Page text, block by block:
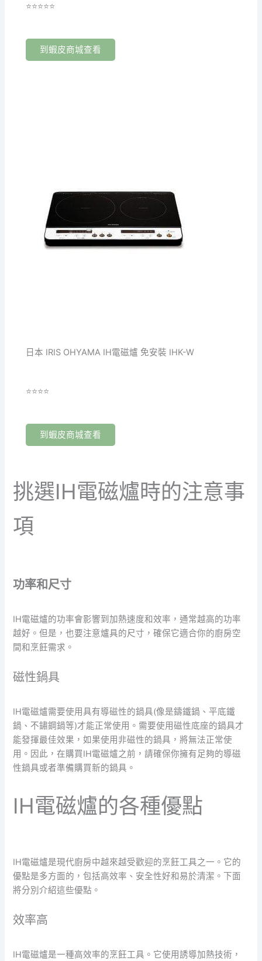
⭐⭐⭐⭐⭐
到蝦皮商城查看
日本 IRIS OHYAMA IH電磁爐 免安裝 IHK-W
⭐⭐⭐⭐
到蝦皮商城查看
挑選IH電磁爐時的注意事
項
功率和尺寸
IH電磁爐的功率會影響到加熱速度和效率，通常越高的功率
越好。但是，也要注意爐具的尺寸，確保它適合你的廚房空
間和烹飪需求。
磁性鍋具
IH電磁爐需要使用具有導磁性的鍋具(像是鑄鐵鍋、平底鐵
鍋、不鏽鋼鍋等)才能正常使用。需要使用磁性底座的鍋具才
能發揮最佳效果，如果使用非磁性的鍋具，將無法正常使
用。因此，在購買IH電磁爐之前，請確保你擁有足夠的導磁
性鍋具或者準備購買新的鍋具。
IH電磁爐的各種優點
IH電磁爐是現代廚房中越來越受歡迎的烹飪工具之一。它的
優點是多方面的，包括高效率、安全性好和易於清潔。下面
將分別介紹這些優點。
效率高
IH電磁爐是一種高效率的烹飪工具。它使用誘導加熱技術，